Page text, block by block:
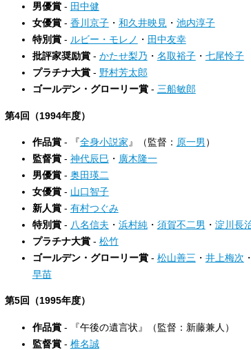
男優賞- 田中健
女優賞- 香川京子・ 和久井映見・ 池内淳子
特別賞- ルビー・モレノ ・ 田中友幸
批評家奨励賞- かたせ梨乃 ・ 名取裕子・ 七尾怜子
プラチナ大賞- 野村芳太郎
ゴールデン・グローリー賞- 三船敏郎
第4回（1994年度）
作品賞- 『全身小説家 』（監督： 原一男 ）
監督賞- 神代辰巳 ・ 廣木隆一
男優賞- 奥田瑛二
女優賞- 山口智子
新人賞- 有村つぐみ
特別賞- 八名信夫 ・ 浜村純・ 須賀不二男 ・ 淀川長
プラチナ大賞- 松竹
ゴールデン・グローリー賞- 松山善三 ・ 井上梅次 ・
早苗
第5回（1995年度）
作品賞- 『午後の遺言状』（監督：新藤兼人）
監督賞- 椎名誠